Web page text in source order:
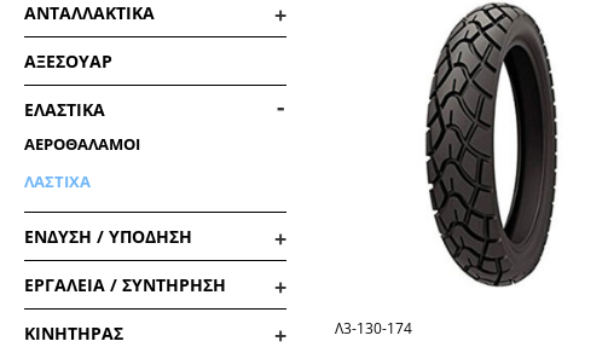
ΑΝΤΑΛΛΑΚΤΙΚΑ
ΑΞΕΣΟΥΑΡ
ΕΛΑΣΤΙΚΑ
ΑΕΡΟΘΑΛΑΜΟΙ
ΛΑΣΤΙΧΑ
ΕΝΔΥΣΗ / ΥΠΟΔΗΣΗ
ΕΡΓΑΛΕΙΑ / ΣΥΝΤΗΡΗΣΗ
ΚΙΝΗΤΗΡΑΣ Λ3-130-174